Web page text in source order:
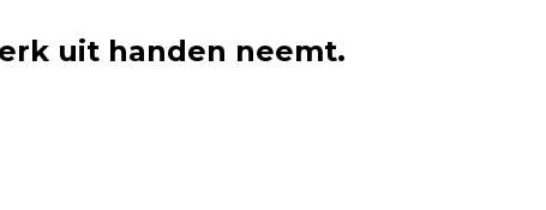
uit handen neemt.